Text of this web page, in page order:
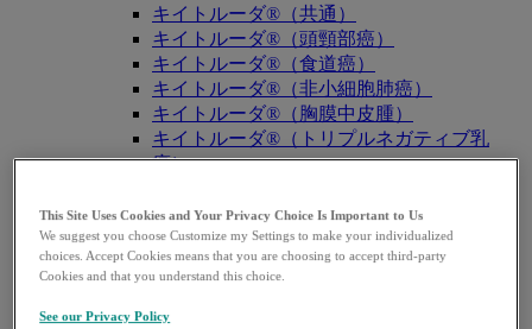
キイトルーダ®（共通）
キイトルーダ®（頭頸部癌）
キイトルーダ®（食道癌）
キイトルーダ®（非小細胞肺癌）
キイトルーダ®（胸膜中皮腫）
キイトルーダ®（トリプルネガティブ乳
癌）
キイトルーダ®（胆道癌）
キイトルーダ®（腎細胞癌）
キイトルーダ®（尿路上皮癌）
キイトルーダ®（子宮頸癌）
This Site Uses Cookies and Your Privacy Choice Is Important to Us
We suggest you choose Customize my Settings to make your individualized
choices. Accept Cookies means that you are choosing to accept third-party
Cookies and that you understand this choice.
See our Privacy Policy